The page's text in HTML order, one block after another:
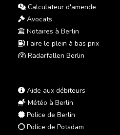
Calculateur d'amende
Avocats
Notaires à Berlin
Faire le plein à bas prix
Radarfallen Berlin
Aide aux débiteurs
Météo à Berlin
Police de Berlin
Police de Potsdam